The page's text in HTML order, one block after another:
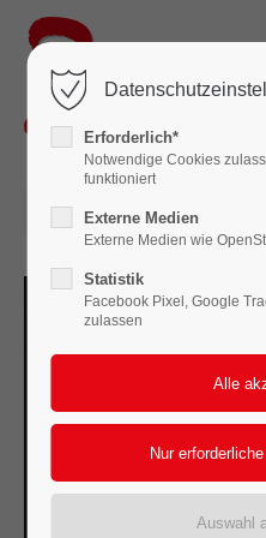
Login
Benutzername
Passwort
Lorem ipsum dolor sit
25.03.2025 15:04
Erforderlich*
Notwendige Cookies
funktioniert
Externe Medien
Externe Medien wie
Statistik
Facebook Pixel, Google
zulassen